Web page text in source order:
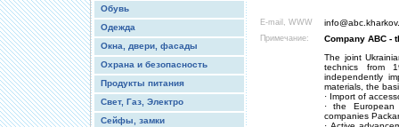
Обувь
Одежда
Окна, двери, фасады
Охрана и безопасность
Продукты питания
Свет, Газ, Электро
Сейфы, замки
E-mail, WWW
Примечание:
Company ABC -
The joint
technics from
independently
materials, the
· Import of
· the European
companies